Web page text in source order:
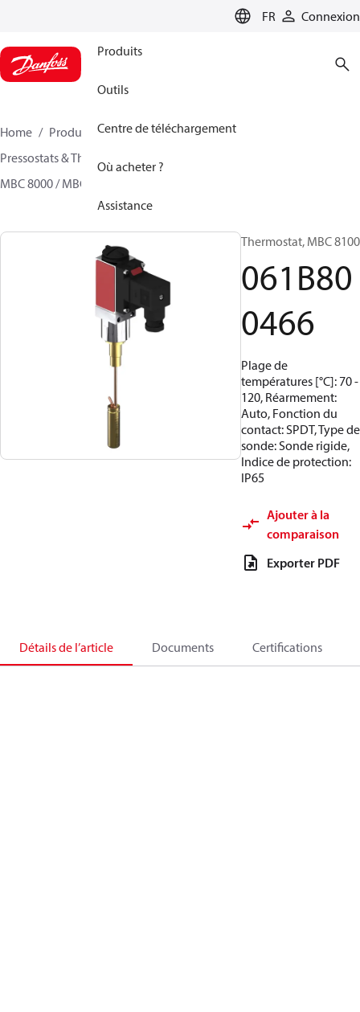
FR Connexion
Produits
Outils
Centre de téléchargement
Où acheter ?
Assistance
Home Produits
Sensing solutions
Pressostats & Thermostats
MBC 8000 / MBC 8100
Thermostat, MBC 8100
061B80
0466
Plage de
températures [°C]: 70 -
120, Réarmement:
Auto, Fonction du
contact: SPDT, Type de
sonde: Sonde rigide,
Indice de protection:
IP65
Ajouter à la
comparaison
Exporter PDF
Détails de l’article Documents Certifications